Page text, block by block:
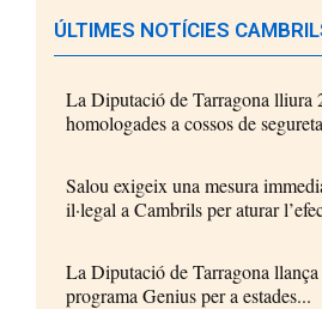
ÚLTIMES NOTÍCIES
La Diputació de Tarragona lliura
homologades a cossos de
Salou exigeix una mesura
il·legal a Cambrils per aturar
La Diputació de Tarragona
programa Genius per a estades...